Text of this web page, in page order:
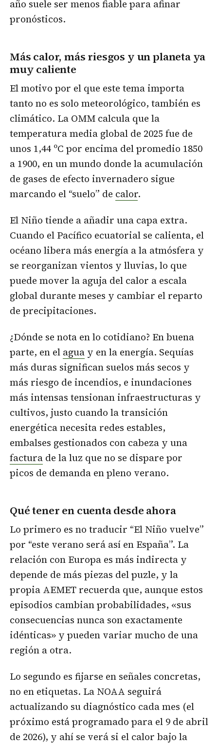
año suele ser menos fiable para afinar
pronósticos.
Más calor, más riesgos y un planeta ya
muy caliente
El motivo por el que este tema importa
tanto no es solo meteorológico, también es
climático. La OMM calcula que la
temperatura media global de 2025 fue de
unos 1,44 ºC por encima del promedio 1850
a 1900, en un mundo donde la acumulación
de gases de efecto invernadero sigue
marcando el “suelo” de calor.
El Niño tiende a añadir una capa extra.
Cuando el Pacífico ecuatorial se calienta, el
océano libera más energía a la atmósfera y
se reorganizan vientos y lluvias, lo que
puede mover la aguja del calor a escala
global durante meses y cambiar el reparto
de precipitaciones.
¿Dónde se nota en lo cotidiano? En buena
parte, en el agua y en la energía. Sequías
más duras significan suelos más secos y
más riesgo de incendios, e inundaciones
más intensas tensionan infraestructuras y
cultivos, justo cuando la transición
energética necesita redes estables,
embalses gestionados con cabeza y una
factura de la luz que no se dispare por
picos de demanda en pleno verano.
Qué tener en cuenta desde ahora
Lo primero es no traducir “El Niño vuelve”
por “este verano será así en España”. La
relación con Europa es más indirecta y
depende de más piezas del puzle, y la
propia AEMET recuerda que, aunque estos
episodios cambian probabilidades, «sus
consecuencias nunca son exactamente
idénticas» y pueden variar mucho de una
región a otra.
Lo segundo es fijarse en señales concretas,
no en etiquetas. La NOAA seguirá
actualizando su diagnóstico cada mes (el
próximo está programado para el 9 de abril
de 2026), y ahí se verá si el calor bajo la